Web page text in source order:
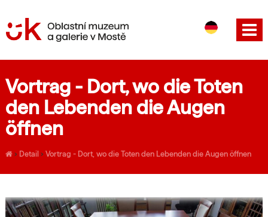
EN
Vortrag - Dort, wo die Toten
den Lebenden die Augen
öffnen
› Detail › Vortrag - Dort, wo die Toten den Lebenden die Augen öffnen